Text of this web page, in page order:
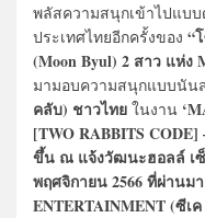
พลัสความสนุกเข้าไปแบ
ประเทศไทยอีกครั้งของ “
(Moon Byul) 2 สาว แห่ง
มามอบความสนุกแบบนัน
คลับ) ชาวไทย ในงาน
[TWO RABBITS
ขึ้น ณ แจ้งวัฒนะฮอลล์ เ
พฤศจิกายน 2566 ที่ผ่านม
ENTERTAINMENT (ซีเ